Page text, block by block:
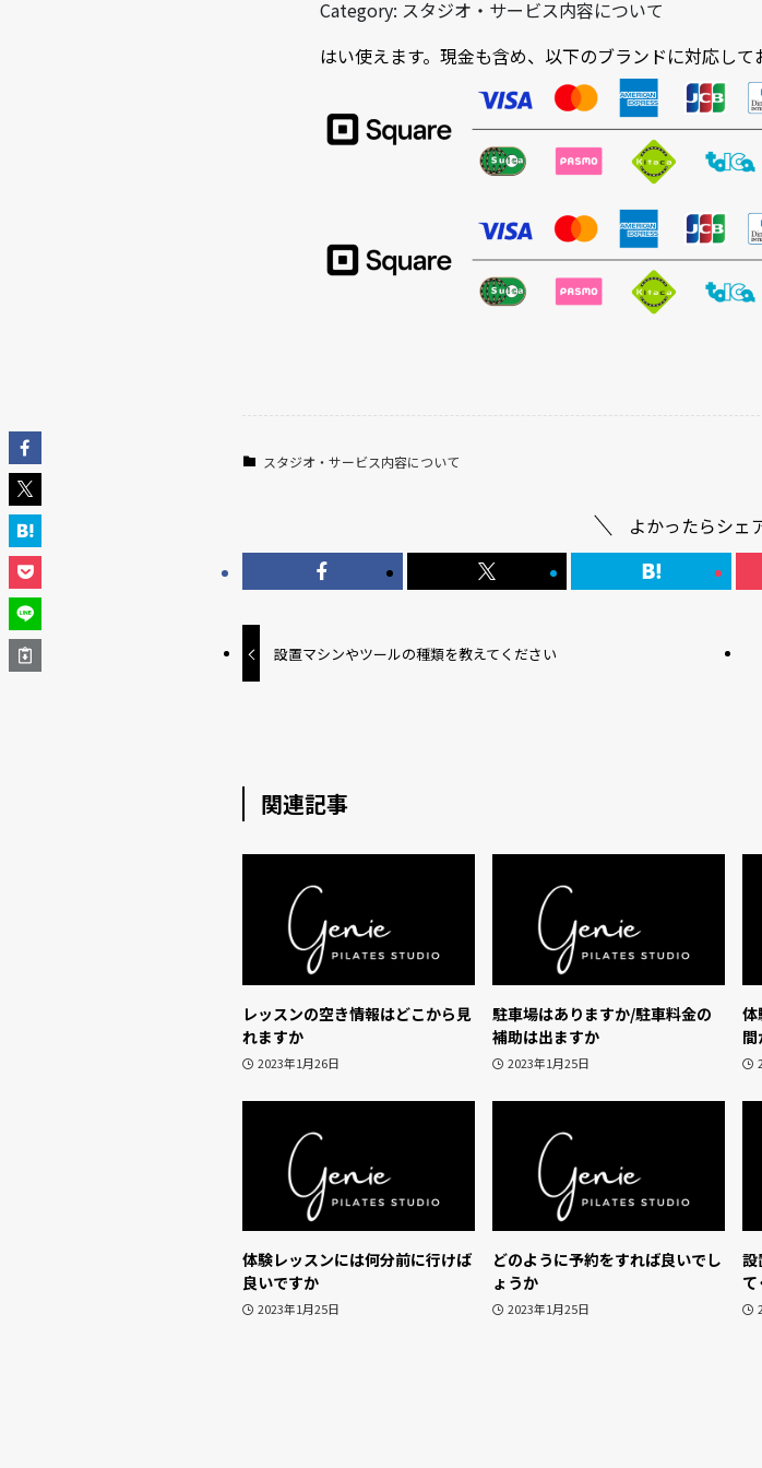
Category: スタジオ・サービス内容について
はい使えます。現金も含め、以下のブランドに対応して
スタジオ・サービス内容について
よかったらシェ
設置マシンやツールの種類を教えてください
関連記事
レッスンの空き情報はどこから見
れますか
2023年1月26日
駐車場はありますか/駐車料金の
補助は出ますか
2023年1月25日
体
体験レッスンには何分前に行けば
良いですか
2023年1月25日
どのように予約をすれば良いでし
ょうか
2023年1月25日
設